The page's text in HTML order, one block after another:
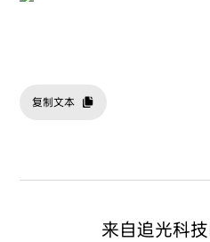
复制文本
来自追光科